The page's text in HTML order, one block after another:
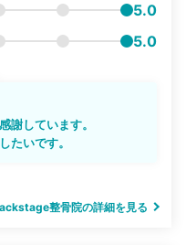
5.0
5.0
謝しています。
たいです。
整骨院の詳細を見る